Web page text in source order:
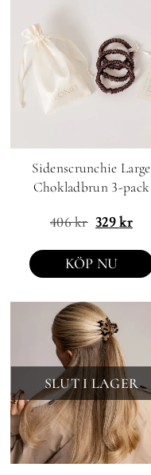
Sidenscrunchie Large
Chokladbrun 3-pack
406kr 329kr
KÖP NU
SLUT I LAGER